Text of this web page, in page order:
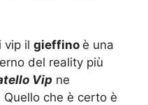
vip il gieffino è una
del reality più
Vip ne
che è certo è